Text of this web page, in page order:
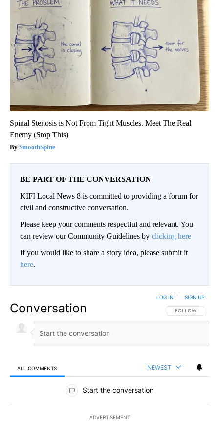
Spinal Stenosis is Not From Tight Muscles. Meet The Real
Enemy (Stop This)
SmoothSpine
BE PART OF THE CONVERSATION
KIFI Local News 8 is committed to providing a forum for
civil and constructive conversation.
Please keep your comments respectful and relevant. You
can review our Community Guidelines by clicking here
If you would like to share a story idea, please submit it
here.
Conversation FOLLOW THIS
FOLLOW
LOG IN SIGN UP
ALL COMMENTS NEWEST
All Comments
Start the conversation
ADVERTISEMENT